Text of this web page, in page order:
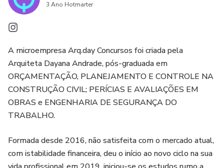
3 Ano Hotmarter
A microempresa Arq.day Concursos foi criada pela
Arquiteta Dayana Andrade, pós-graduada em
ORÇAMENTAÇÃO, PLANEJAMENTO E CONTROLE NA
CONSTRUÇÃO CIVIL; PERÍCIAS E AVALIAÇÕES EM
OBRAS e ENGENHARIA DE SEGURANÇA DO
TRABALHO.
Formada desde 2016, não satisfeita com o mercado atual,
com istabilidade financeira, deu o início ao novo ciclo na sua